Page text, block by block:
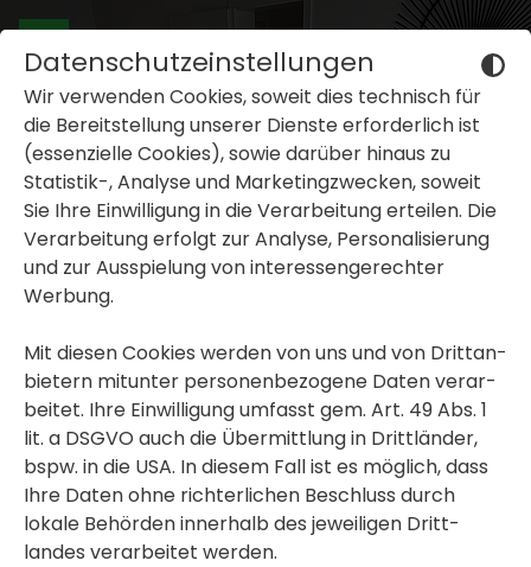
Datenschutzeinstellungen
Wir verwenden Cookies, soweit dies tech­nisch für
die Bereit­stel­lung unserer Dienste erfor­der­lich ist
(essen­zi­elle Cookies), sowie darüber hinaus zu
Statistik-, Analyse und Marke­ting­zwe­cken, soweit
Sie Ihre Einwil­li­gung in die Verar­bei­tung erteilen. Die
Verar­bei­tung erfolgt zur Analyse, Perso­na­li­sie­rung
und zur Ausspie­lung von inter­es­sen­ge­rechter
Werbung.
Mit diesen Cookies werden von uns und von Dritt­an­
bie­tern mitunter perso­nen­be­zo­gene Daten verar­
beitet. Ihre Einwil­li­gung umfasst gem. Art. 49 Abs. 1
lit. a DSGVO auch die Übermitt­lung in Dritt­länder,
bspw. in die USA. In diesem Fall ist es möglich, dass
Ihre Daten ohne rich­ter­li­chen Beschluss durch
lokale Behörden inner­halb des jewei­ligen Dritt­
landes verar­beitet werden.
oder ausblenden
oder ausblenden
oder ausblenden